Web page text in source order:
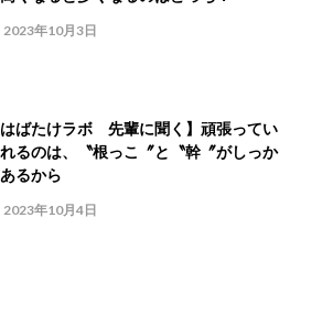
2023年10月3日
はばたけラボ 先輩に聞く】頑張ってい
るのは、〝根っこ〞と〝幹〞がしっか
るから
2023年10月4日